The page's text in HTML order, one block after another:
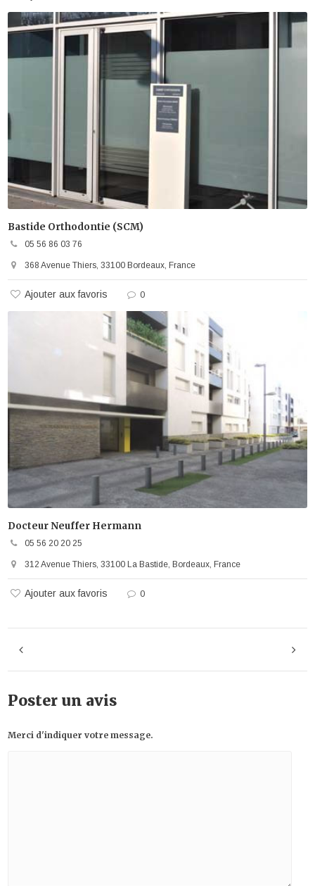
Bastide Orthodontie (SCM)
05 56 86 03 76
368 Avenue Thiers, 33100 Bordeaux, France
Ajouter aux favoris 0
Docteur Neuffer Hermann
05 56 20 20 25
312 Avenue Thiers, 33100 La Bastide, Bordeaux, France
Ajouter aux favoris 0
Poster un avis
Merci d'indiquer votre message.